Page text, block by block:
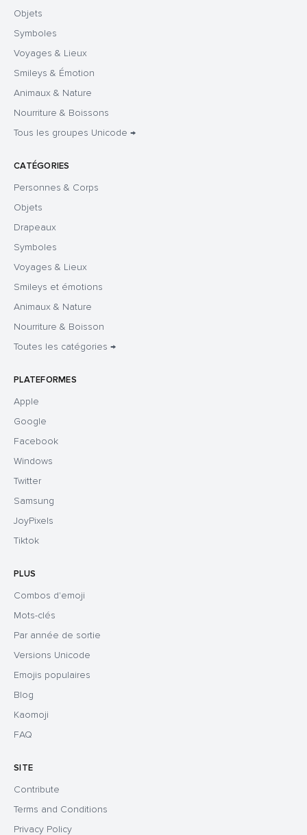
Objets
Symboles
Voyages & Lieux
Smileys & Émotion
Animaux & Nature
Nourriture & Boissons
Tous les groupes Unicode →
CATÉGORIES
Personnes & Corps
Objets
Drapeaux
Symboles
Voyages & Lieux
Smileys et émotions
Animaux & Nature
Nourriture & Boisson
Toutes les catégories →
PLATEFORMES
Apple
Google
Facebook
Windows
Twitter
Samsung
JoyPixels
Tiktok
PLUS
Combos d'emoji
Mots-clés
Par année de sortie
Versions Unicode
Emojis populaires
Blog
Kaomoji
FAQ
SITE
Contribute
Terms and Conditions
Privacy Policy